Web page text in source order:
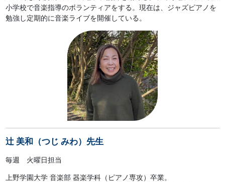
小学校で音楽指導のボランティアをする。現在は、ジャズピアノを
勉強し定期的に音楽ライブを開催している。
辻 美和（つじ みわ）先生
毎週 火曜日担当
上野学園大学 音楽部 器楽学科（ピアノ専攻）卒業。